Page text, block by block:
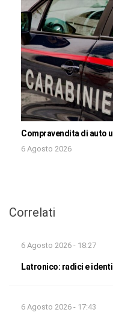
Compravendita di auto
6 Agosto 2026
Correlati
6 Agosto 2026 - 18:27
Latronico: radici e
6 Agosto 2026 - 17:43